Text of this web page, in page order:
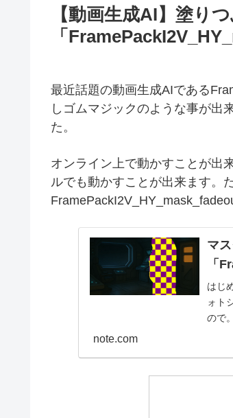
【動画生成AI】塗り
「
最近話題の動画生成AIである
しゴムマジックのような事が出
た。
オンライン上で動かすことが出
ルでも動かすことが出来ます。
マ
「
はじ
ォト
ので
note.com